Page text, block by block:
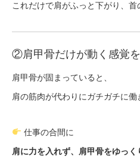
これだけで肩がふっと下がり、首
②肩甲骨だけが動く感覚
肩甲骨が固まっていると、
肩の筋肉が代わりにガチガチに働
仕事の合間に
肩に力を入れず、肩甲骨をゆっく